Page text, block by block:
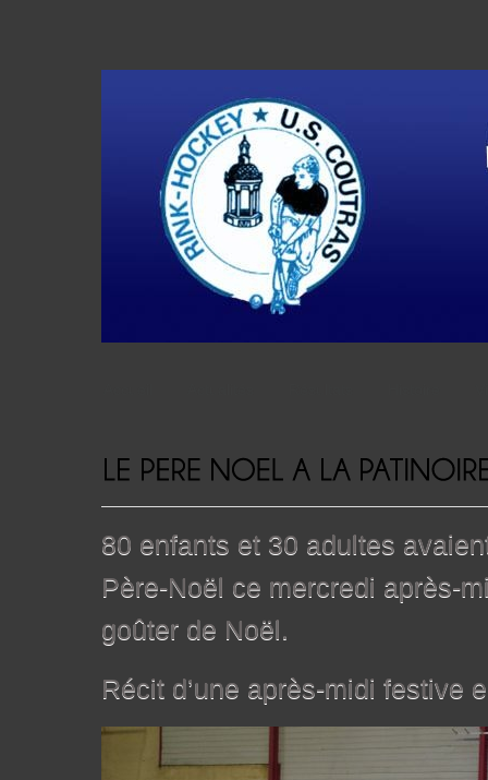
80 enfants et 30 adultes
Père-Noël ce mercredi après-
goûter de Noël.
Récit d’une après-midi festive